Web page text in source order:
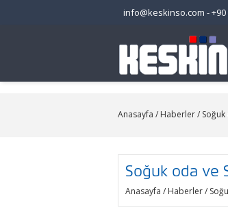
info@keskinso.com -+90
Anasayfa / Haberler/ Soğuk
Soğuk oda ve
Anasayfa / Haberler/